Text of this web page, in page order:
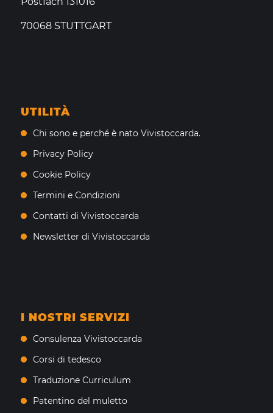
70068 STUTTGART
UTILITÀ
Chi sono e perché è nato Vivistoccarda.
Privacy Policy
Cookie Policy
Termini e Condizioni
Contatti di Vivistoccarda
Newsletter di Vivistoccarda
I NOSTRI SERVIZI
Consulenza Vivistoccarda
Corsi di tedesco
Traduzione Curriculum
Patentino del muletto